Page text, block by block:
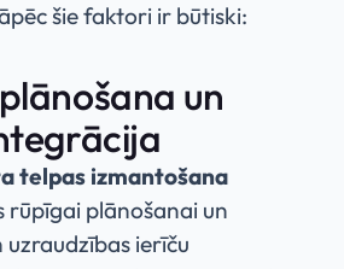
šie faktori ir būtiski:
un
telpas izmantošana
rūpīgai plānošanai un
uzraudzības ierīču